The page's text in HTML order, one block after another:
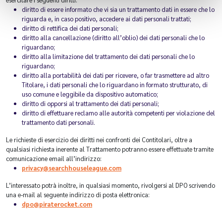
diritto di essere informato che vi sia un trattamento dati in essere che lo
riguarda e, in caso positivo, accedere ai dati personali trattati;
diritto di rettifica dei dati personali;
diritto alla cancellazione (diritto all’oblio) dei dati personali che lo
riguardano;
diritto alla limitazione del trattamento dei dati personali che lo
riguardano;
diritto alla portabilità dei dati per ricevere, o far trasmettere ad altro
Titolare, i dati personali che lo riguardano in formato strutturato, di
uso comune e leggibile da dispositivo automatico;
diritto di opporsi al trattamento dei dati personali;
diritto di effettuare reclamo alle autorità competenti per violazione del
trattamento dati personali.
Le richieste di esercizio dei diritti nei confronti dei Contitolari, oltre a
qualsiasi richiesta inerente al Trattamento potranno essere effettuate tramite
comunicazione email all’indirizzo:
privacy@searchhouseleague.com
L’interessato potrà inoltre, in qualsiasi momento, rivolgersi al DPO scrivendo
una e-mail al seguente indirizzo di posta elettronica:
dpo@piraterocket.com